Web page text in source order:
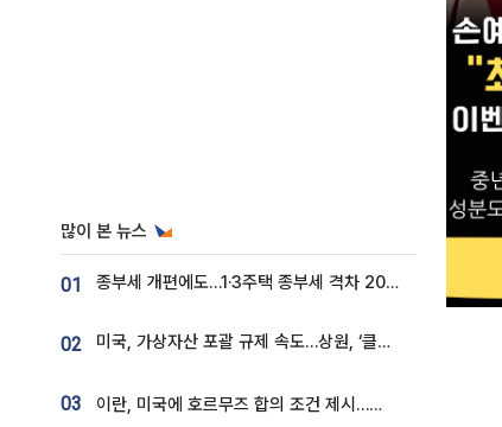
많이 본 뉴스
01 종부세 개편에도…1·3주택 종부세 격차 2028년부터 확대
02 미국, 가상자산 포괄 규제 속도…상원, ‘클래리티법’ 9월 절차투표 추진
03 이란, 미국에 호르무즈 합의 조건 제시…美 “경기 아직 안 끝나” [종합]